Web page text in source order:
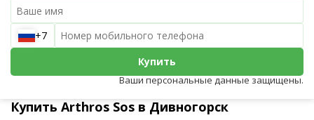
Купить Arthros Sos в Дивногорск
+7
Купить
Ваши персональные данные защищены.